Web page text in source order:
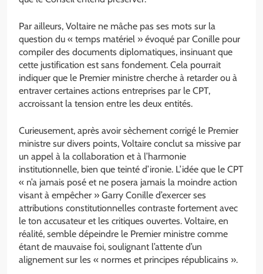
Par ailleurs, Voltaire ne mâche pas ses mots sur la
question du « temps matériel » évoqué par Conille pour
compiler des documents diplomatiques, insinuant que
cette justification est sans fondement. Cela pourrait
indiquer que le Premier ministre cherche à retarder ou à
entraver certaines actions entreprises par le CPT,
accroissant la tension entre les deux entités.
Curieusement, après avoir sèchement corrigé le Premier
ministre sur divers points, Voltaire conclut sa missive par
un appel à la collaboration et à l’harmonie
institutionnelle, bien que teinté d’ironie. L’idée que le CPT
« n’a jamais posé et ne posera jamais la moindre action
visant à empêcher » Garry Conille d’exercer ses
attributions constitutionnelles contraste fortement avec
le ton accusateur et les critiques ouvertes. Voltaire, en
réalité, semble dépeindre le Premier ministre comme
étant de mauvaise foi, soulignant l’attente d’un
alignement sur les « normes et principes républicains ».